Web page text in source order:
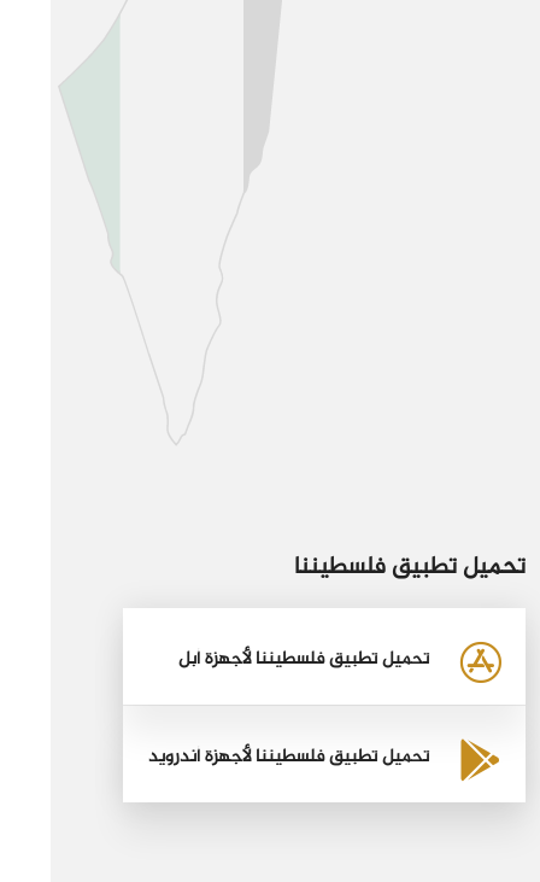
تحميل تطبيق فلسطيننا
تحميل تطبيق فلسطيننا لأجهزة أبل
تحميل تطبيق فلسطيننا لأجهزة أندرويد